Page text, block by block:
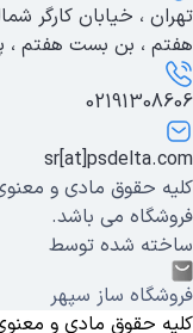
تهران ، خیابان کارگر
هفتم ، بن بست هفتم ، پلاک 4 ،
02191308606
sr[at]psdelta.com
کلیه حقوق مادی و
فروشگاه می باشد.
ساخته شده توسط
فروشگاه ساز سپهر
کلیه حقوق مادی و